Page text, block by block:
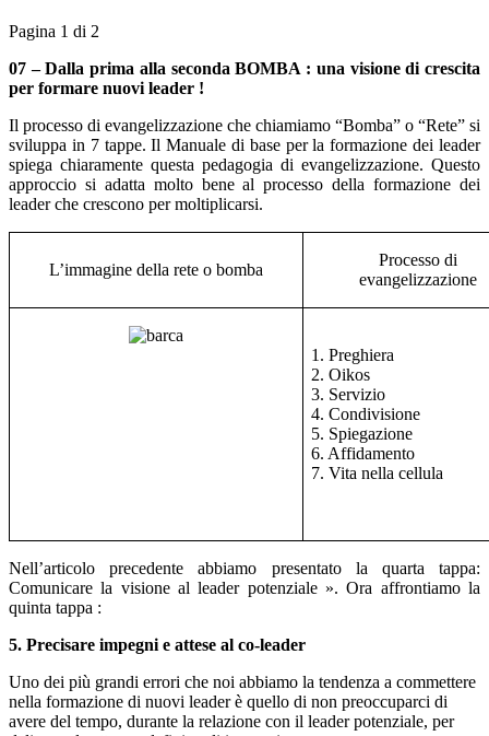
Pagina 1 di 2
07 – Dalla prima alla seconda BOMBA : una visione di crescita
per formare nuovi leader !
Il processo di evangelizzazione che chiamiamo “Bomba” o “Rete” si
sviluppa in 7 tappe. Il Manuale di base per la formazione dei leader
spiega chiaramente questa pedagogia di evangelizzazione. Questo
approccio si adatta molto bene al processo della formazione dei
leader che crescono per moltiplicarsi.
L’immagine della rete o bomba
Processo di
evangelizzazione
1. Preghiera
2. Oikos
3. Servizio
4. Condivisione
5. Spiegazione
6. Affidamento
7. Vita nella cellula
Nell’articolo precedente abbiamo presentato la quarta tappa:
Comunicare la visione al leader potenziale ». Ora affrontiamo la
quinta tappa :
5. Precisare impegni e attese al co-leader
Uno dei più grandi errori che noi abbiamo la tendenza a commettere
nella formazione di nuovi leader è quello di non preoccuparci di
avere del tempo, durante la relazione con il leader potenziale, per